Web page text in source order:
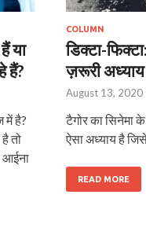
या
हैं?
में है?
तो
आईना
COLUMN
डिक्टा-
ज़रूरी
August 13, 2020
टैगोर का सिनेमा
ऐसा अध्याय है जिसे
READ MORE